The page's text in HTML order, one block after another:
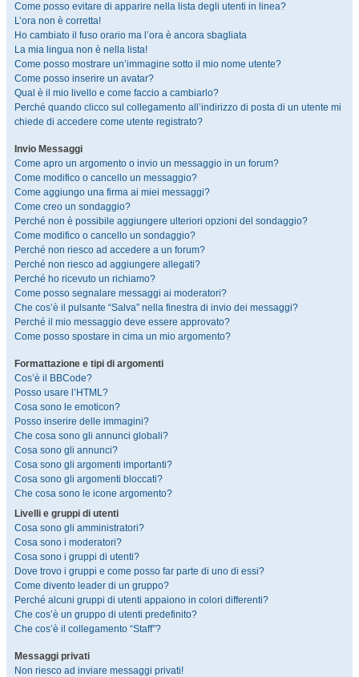
Come posso evitare di apparire nella lista degli utenti in linea?
L’ora non è corretta!
Ho cambiato il fuso orario ma l’ora è ancora sbagliata
La mia lingua non è nella lista!
Come posso mostrare un’immagine sotto il mio nome utente?
Come posso inserire un avatar?
Qual è il mio livello e come faccio a cambiarlo?
Perché quando clicco sul collegamento all’indirizzo di posta di un utente mi
chiede di accedere come utente registrato?
Invio Messaggi
Come apro un argomento o invio un messaggio in un forum?
Come modifico o cancello un messaggio?
Come aggiungo una firma ai miei messaggi?
Come creo un sondaggio?
Perché non è possibile aggiungere ulteriori opzioni del sondaggio?
Come modifico o cancello un sondaggio?
Perché non riesco ad accedere a un forum?
Perché non riesco ad aggiungere allegati?
Perché ho ricevuto un richiamo?
Come posso segnalare messaggi ai moderatori?
Che cos’è il pulsante “Salva” nella finestra di invio dei messaggi?
Perché il mio messaggio deve essere approvato?
Come posso spostare in cima un mio argomento?
Formattazione e tipi di argomenti
Cos’è il BBCode?
Posso usare l’HTML?
Cosa sono le emoticon?
Posso inserire delle immagini?
Che cosa sono gli annunci globali?
Cosa sono gli annunci?
Cosa sono gli argomenti importanti?
Cosa sono gli argomenti bloccati?
Che cosa sono le icone argomento?
Livelli e gruppi di utenti
Cosa sono gli amministratori?
Cosa sono i moderatori?
Cosa sono i gruppi di utenti?
Dove trovo i gruppi e come posso far parte di uno di essi?
Come divento leader di un gruppo?
Perché alcuni gruppi di utenti appaiono in colori differenti?
Che cos’è un gruppo di utenti predefinito?
Che cos’è il collegamento “Staff”?
Messaggi privati
Non riesco ad inviare messaggi privati!